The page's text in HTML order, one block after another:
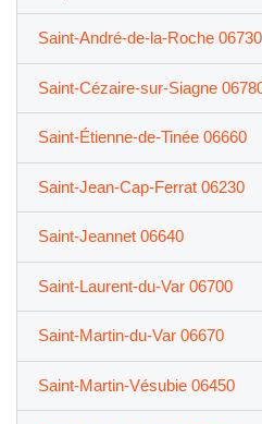
Saint-André-de-la-Roche 06730
Saint-Cézaire-sur-Siagne
Saint-Étienne-de-Tinée 06660
Saint-Jean-Cap-Ferrat 06230
Saint-Jeannet 06640
Saint-Laurent-du-Var 06700
Saint-Martin-du-Var 06670
Saint-Martin-Vésubie 06450